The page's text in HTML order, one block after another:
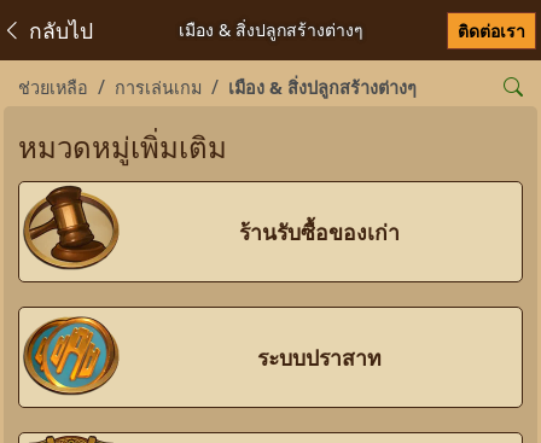
เมือง & สิ่งปลูกสร้างต่างๆ
กลับไป ติดต่อเรา
ช่วยเหลือ การเล่นเกม เมือง & สิ่งปลูกสร้างต่างๆ
หมวดหมู่เพิ่มเติม
ร้านรับซื้อของเก่า
ระบบปราสาท